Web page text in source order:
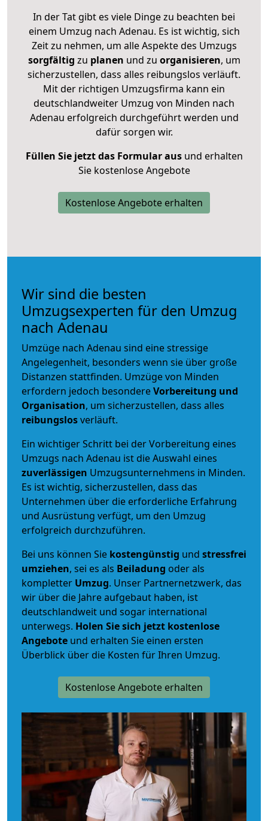
In der Tat gibt es viele Dinge zu beachten bei
einem Umzug nach Adenau. Es ist wichtig, sich
Zeit zu nehmen, um alle Aspekte des Umzugs
sorgfältig zu planen und zu organisieren, um
sicherzustellen, dass alles reibungslos verläuft.
Mit der richtigen Umzugsfirma kann ein
deutschlandweiter Umzug von Minden nach
Adenau erfolgreich durchgeführt werden und
dafür sorgen wir.
Füllen Sie jetzt das Formular ausund erhalten
Sie kostenlose Angebote
Kostenlose Angebote erhalten
Wir sind die besten
Umzugsexperten für den Umzug
nach Adenau
Umzüge nach Adenau sind eine stressige
Angelegenheit, besonders wenn sie über große
Distanzen stattfinden. Umzüge von Minden
erfordern jedoch besondereVorbereitung und
Organisation, um sicherzustellen, dass alles
reibungslosverläuft.
Ein wichtiger Schritt bei der Vorbereitung eines
Umzugs nach Adenau ist die Auswahl eines
zuverlässigen Umzugsunternehmens in Minden.
Es ist wichtig, sicherzustellen, dass das
Unternehmen über die erforderliche Erfahrung
und Ausrüstung verfügt, um den Umzug
erfolgreich durchzuführen.
Bei uns können Sie kostengünstig und stressfrei
umziehen, sei es als Beiladung oder als
kompletter Umzug. Unser Partnernetzwerk, das
wir über die Jahre aufgebaut haben, ist
deutschlandweit und sogar international
unterwegs. Holen Sie sich jetzt kostenlose
Angebote und erhalten Sie einen ersten
Überblick über die Kosten für Ihren Umzug.
Kostenlose Angebote erhalten